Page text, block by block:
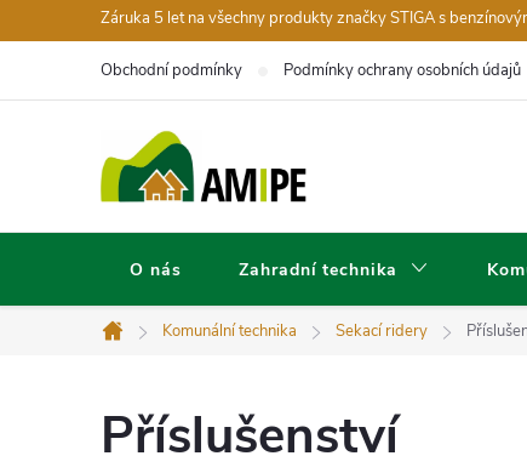
na
Záruka 5 let na všechny produkty značky STIGA s
Obchodní podmínky Podmínky ochrany osobních údajů
O nás Zahradní technika
Domů
Komunální technika Sekací ridery
Příslušenství